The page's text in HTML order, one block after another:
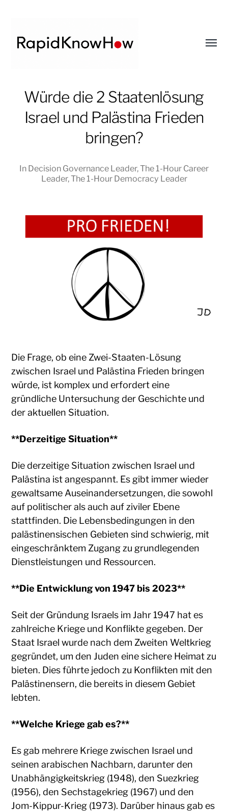
RapidKnowHow
DECISION
Würde die 2 Staatenlösung
Israel und Palästina Frieden
bringen?
In Decision Governance Leader,The 1-Hour Career
Leader,The 1-Hour Democracy Leader
Die Frage, ob eine Zwei-Staaten-Lösung
zwischen Israel und Palästina Frieden bringen
würde, ist komplex und erfordert eine
gründliche Untersuchung der Geschichte und
der aktuellen Situation.
**Derzeitige Situation**
Die derzeitige Situation zwischen Israel und
Palästina ist angespannt. Es gibt immer wieder
gewaltsame Auseinandersetzungen, die sowohl
auf politischer als auch auf ziviler Ebene
stattfinden. Die Lebensbedingungen in den
palästinensischen Gebieten sind schwierig, mit
eingeschränktem Zugang zu grundlegenden
Dienstleistungen und Ressourcen.
**Die Entwicklung von 1947 bis 2023**
Seit der Gründung Israels im Jahr 1947 hat es
zahlreiche Kriege und Konflikte gegeben. Der
Staat Israel wurde nach dem Zweiten Weltkrieg
gegründet, um den Juden eine sichere Heimat zu
bieten. Dies führte jedoch zu Konflikten mit den
Palästinensern, die bereits in diesem Gebiet
lebten.
**Welche Kriege gab es?**
Es gab mehrere Kriege zwischen Israel und
seinen arabischen Nachbarn, darunter den
Unabhängigkeitskrieg (1948), den Suezkrieg
(1956), den Sechstagekrieg (1967) und den
Jom-Kippur-Krieg (1973). Darüber hinaus gab es